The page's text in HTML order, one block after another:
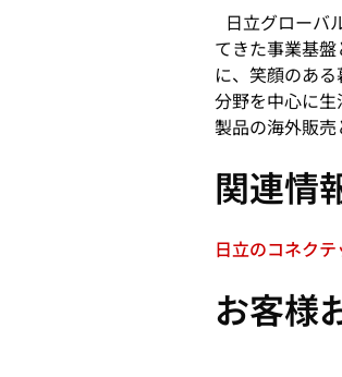
日立グローバ
てきた事業基
に、笑顔のあ
分野を中心に
製品の海外販売
関連情
日立のコネク
新
い
お客様